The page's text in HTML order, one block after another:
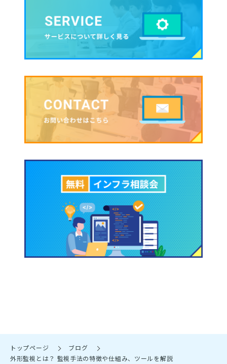
トップページ
ブログ
外形監視とは？ 監視手法の特徴や仕組み、ツールを解説